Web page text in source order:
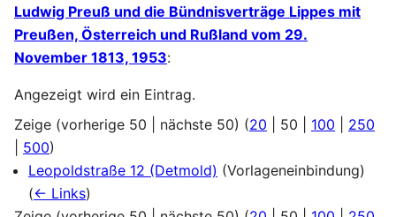
Ludwig Preuß und die Bündnisverträge Lippes mit
Preußen, Österreich und Rußland vom 29.
November 1813, 1953:
Angezeigt wird ein Eintrag.
Zeige (vorherige 50 nächste 50) (20 50 100
250
500)
Leopoldstraße 12 (Detmold) (Vorlageneinbindung)
(← Links)